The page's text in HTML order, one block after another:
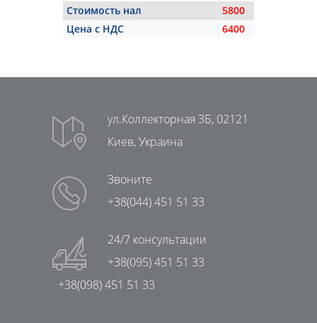
Стоимость нал
5800
Цена с НДС
6400
ул.Коллекторная 3Б, 02121
Киев, Украина
Звоните
+38(044) 451 51 33
24/7 консультации
+38(095) 451 51 33
+38(098) 451 51 33